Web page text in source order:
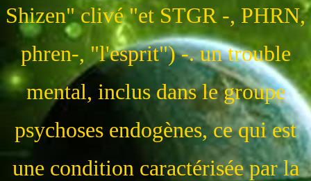
Shizen" clivé "et STGR -, PHRN,
phren-, "l'esprit") -. un trouble
mental, inclus dans le groupe
psychoses endogènes, ce qui est
une condition caractérisée par la